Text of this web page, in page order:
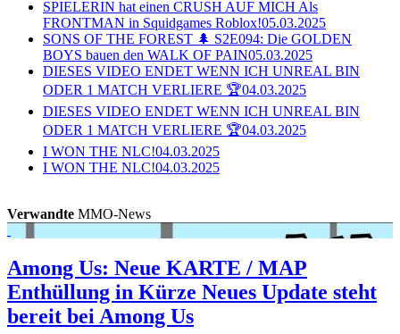
SPIELERIN hat einen CRUSH AUF MICH Als
FRONTMAN in Squidgames Roblox!05.03.2025
SONS OF THE FOREST 🌲 S2E094: Die GOLDEN
BOYS bauen den WALK OF PAIN05.03.2025
DIESES VIDEO ENDET WENN ICH UNREAL BIN
ODER 1 MATCH VERLIERE 🏆04.03.2025
DIESES VIDEO ENDET WENN ICH UNREAL BIN
ODER 1 MATCH VERLIERE 🏆04.03.2025
I WON THE NLC!04.03.2025
I WON THE NLC!04.03.2025
Verwandte MMO-News
Among Us: Neue KARTE / MAP
Enthüllung in Kürze Neues Update steht
bereit bei Among Us